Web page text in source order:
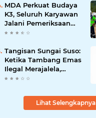
MDA Perkuat Budaya
K3, Seluruh Karyawan
Jalani Pemeriksaan
Sebelum Bekerja
Tangisan Sungai Suso:
Ketika Tambang Emas
Ilegal Merajalela,
Negara Seolah
Lihat Selengkapnya